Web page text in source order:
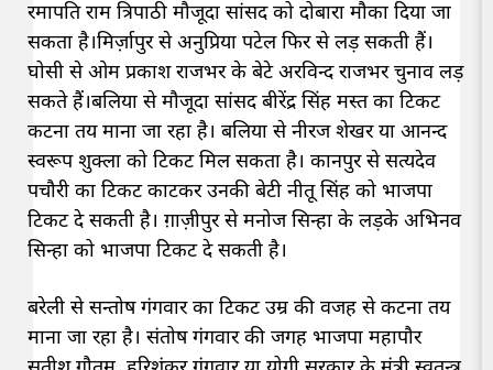
रमापति राम त्रिपाठी मौजूदा सांसद को दोबारा मौका दिया जा
सकता है।मिर्ज़ापुर से अनुप्रिया पटेल फिर से लड़ सकती हैं।
घोसी से ओम प्रकाश राजभर के बेटे अरविन्द राजभर चुनाव लड़
सकते हैं।बलिया से मौजूदा सांसद बीरेंद्र सिंह मस्त का टिकट
कटना तय माना जा रहा है। बलिया से नीरज शेखर या आनन्द
स्वरूप शुक्ला को टिकट मिल सकता है। कानपुर से सत्यदेव
पचौरी का टिकट काटकर उनकी बेटी नीतू सिंह को भाजपा
टिकट दे सकती है। ग़ाज़ीपुर से मनोज सिन्हा के लड़के अभिनव
सिन्हा को भाजपा टिकट दे सकती है।
बरेली से सन्तोष गंगवार का टिकट उम्र की वजह से कटना तय
माना जा रहा है। संतोष गंगवार की जगह भाजपा महापौर